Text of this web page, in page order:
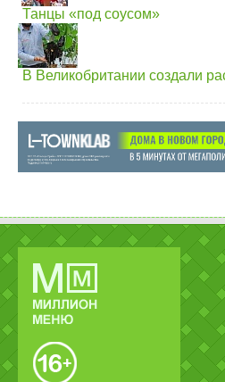
Танцы «под соусом»
В Великобритании создали